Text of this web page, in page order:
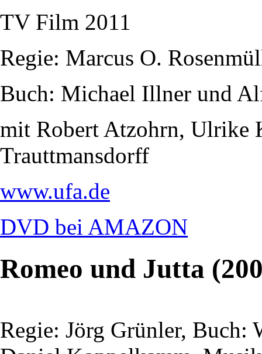
TV Film 2011
Regie: Marcus O.
Buch: Michael Illner und
mit Robert Atzohrn, Ulrike
Trauttmansdorff
www.ufa.de
DVD bei AMAZON
Romeo und Jutta
Regie: Jörg Grünler, Buch: